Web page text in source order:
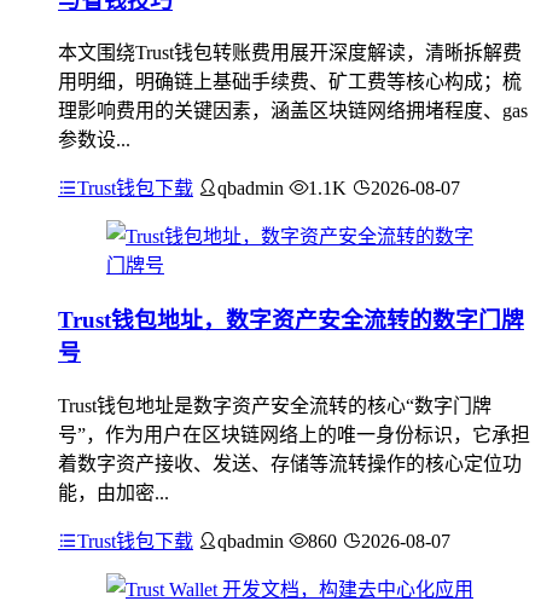
本文围绕Trust钱包转账费用展开深度解读，清晰拆解费
用明细，明确链上基础手续费、矿工费等核心构成；梳
理影响费用的关键因素，涵盖区块链网络拥堵程度、gas
参数设...
Trust钱包下载 qbadmin 1.1K 2026-08-07
Trust钱包地址，数字资产安全流转的数字门牌
号
Trust钱包地址是数字资产安全流转的核心“数字门牌
号”，作为用户在区块链网络上的唯一身份标识，它承担
着数字资产接收、发送、存储等流转操作的核心定位功
能，由加密...
Trust钱包下载 qbadmin 860 2026-08-07